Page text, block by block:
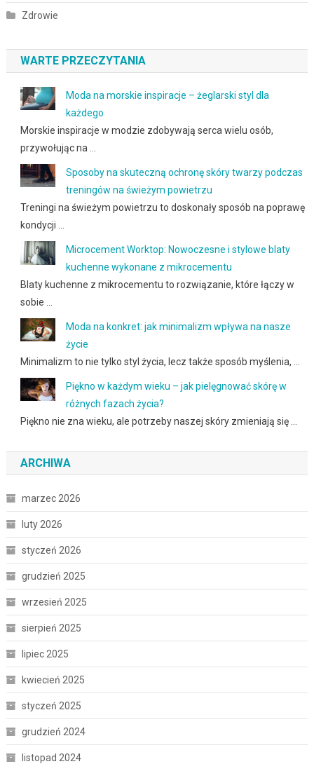
Zdrowie
WARTE PRZECZYTANIA
Moda na morskie inspiracje – żeglarski styl dla
każdego
Morskie inspiracje w modzie zdobywają serca wielu osób,
przywołując na …
Sposoby na skuteczną ochronę skóry twarzy podczas
treningów na świeżym powietrzu
Treningi na świeżym powietrzu to doskonały sposób na poprawę
kondycji …
Microcement Worktop: Nowoczesne i stylowe blaty
kuchenne wykonane z mikrocementu
Blaty kuchenne z mikrocementu to rozwiązanie, które łączy w
sobie …
Moda na konkret: jak minimalizm wpływa na nasze
życie
Minimalizm to nie tylko styl życia, lecz także sposób myślenia, …
Piękno w każdym wieku – jak pielęgnować skórę w
różnych fazach życia?
Piękno nie zna wieku, ale potrzeby naszej skóry zmieniają się …
ARCHIWA
marzec 2026
luty 2026
styczeń 2026
grudzień 2025
wrzesień 2025
sierpień 2025
lipiec 2025
kwiecień 2025
styczeń 2025
grudzień 2024
listopad 2024